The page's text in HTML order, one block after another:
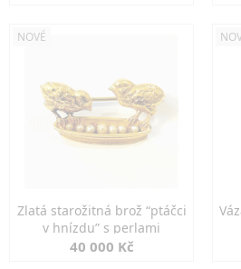
NOVÉ
Zlatá starožitná brož “ptáčci
v hnízdu” s perlami
40 000 Kč